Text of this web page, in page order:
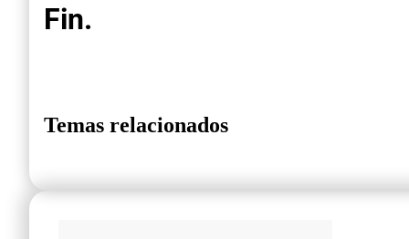
Fin.
Temas relacionados